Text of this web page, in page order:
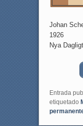
Johan
1926
Nya
Entrada
etiquetado